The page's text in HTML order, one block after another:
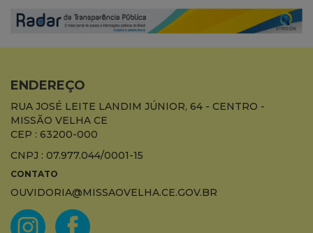
ENDEREÇO
RUA JOSÉ LEITE LANDIM JÚNIOR, 64 - CENTRO -
MISSÃO VELHA CE
CEP : 63200-000
CNPJ : 07.977.044/0001-15
CONTATO
OUVIDORIA@MISSAOVELHA.CE.GOV.BR